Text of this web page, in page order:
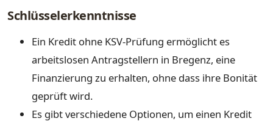
Schlüsselerkenntnisse
Ein Kredit ohne KSV-Prüfung ermöglicht es
arbeitslosen Antragstellern in Bregenz, eine
Finanzierung zu erhalten, ohne dass ihre Bonität
geprüft wird.
Es gibt verschiedene Optionen, um einen Kredit